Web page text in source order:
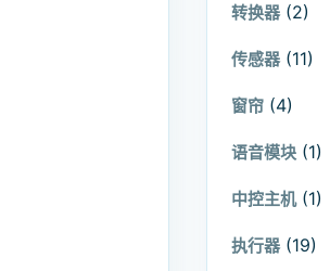
转换器 (2)
传感器 (11)
窗帘 (4)
语音模块 (1)
中控主机 (1)
执行器 (19)